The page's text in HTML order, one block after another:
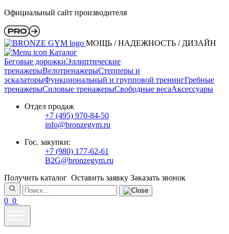
Официальный сайт производителя
МОЩЬ / НАДЕЖНОСТЬ / ДИЗАЙН
Каталог
Беговые дорожкиЭллиптические
тренажерыВелотренажерыСтепперы и
эскалаторыФункциональный и групповой тренингГребные
тренажерыСиловые тренажерыСвободные весаАксессуары
Отдел продаж
+7 (495) 970-84-50
info@bronzegym.ru
Гос. закупки:
+7 (980) 177-62-61
B2G@bronzegym.ru
Получить каталог Оставить заявку Заказать звонок
0 0